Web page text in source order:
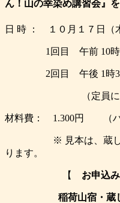
ん！山の幸染め講習会』
日 時 ： １０月１７日（
1回目 午前 10時00
2回目 午後 1時30分
（定員になり
材料費： 1.300円 （ハ
※ 見本は、蔵し館と
ります。
【 お申込
稲荷山宿・蔵